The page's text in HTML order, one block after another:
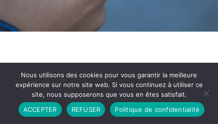
Partenariat Contact
Politique de Confidentialité
CGU
Copyright © 2026 - Propulsé par DIEUDUDIABLE
Nous utilisons des cookies pour vous garantir la meilleure
expérience sur notre site web. Si vous continuez à utiliser ce
site, nous supposerons que vous en êtes satisfait.
ACCEPTER
REFUSER Politique de confidentialité